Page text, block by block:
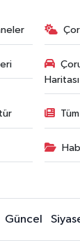
Haritası
Güncel